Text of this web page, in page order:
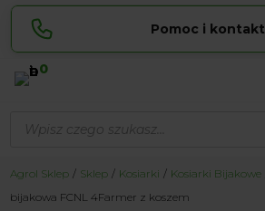
Pomoc i kontakt
Lucyna
534 853 ...
0
produktów
Agrol Sklep Sklep Kosiarki Kosiarki Bijakowe
bijakowa FCNL 4Farmer z koszem